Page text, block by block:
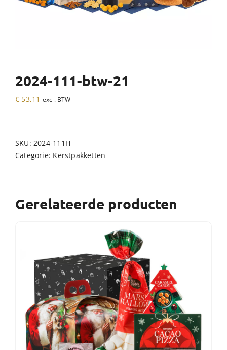
2024-111-btw-21
€ 53,11 excl. BTW
SKU:2024-111H
Categorie: Kerstpakketten
Gerelateerde producten